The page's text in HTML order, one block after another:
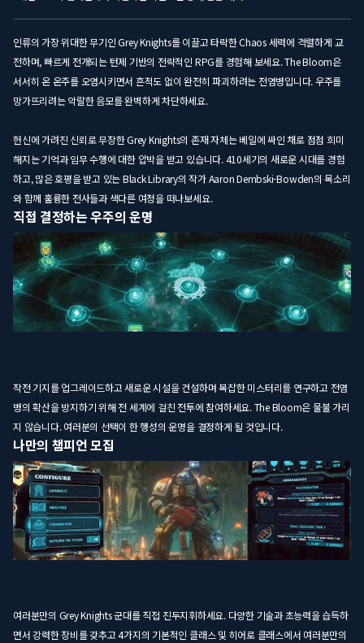
인류의 가장 위대한 무기인 Grey Knights를 이끌고 타락한 Chaos 세력에 격렬하게 교
전하며, 빠르게 전개되는 턴제 기반의 전략적인 RPG를 경험해 보세요. The Bloom은
서서히 온 온주를 오염시키면서 흔적도 없이 완전히 파괴하려는 전염병입니다. 우주를
망가뜨리려는 악랄한 음모를 완벽하게 차단하세요.
헌신에 가려진 신뢰로 무장한 Grey Knights의 존재 자체는 베일에 싸인 채로 점점 희미
해지는 기억과 임무 수행에 대한 압박을 받고 있습니다. 410세기의 새로운 시대를 경험
하고, 많은 호평을 받고 있는 Black Library의 작가 Aaron Dembski-Bowden의 목소리
와 함께 훌륭한 전사들과 색다른 여정을 떠나보세요.
직접 결정하는 우주의 운명
작전 기지를 업그레이드하고 새로운 시설을 건설하며 복잡한 미스터리를 연구하고 전염
병의 확산을 방지하기 위해 전 세계에 걸친 전투에 참여하세요. The Bloom은 물불 가리
지 않습니다. 여러분의 선택이 한 행성의 운명을 결정하게 될 것입니다.
나만의 챔피언 모집
여러분만의 Grey Knights 군대를 직접 진두지휘하세요. 다양한 기술과 초능력을 습득하
면서 강력한 장비를 갖추고 4가지의 기본적인 클래스 및 히어로 클래스에서 여러분만의